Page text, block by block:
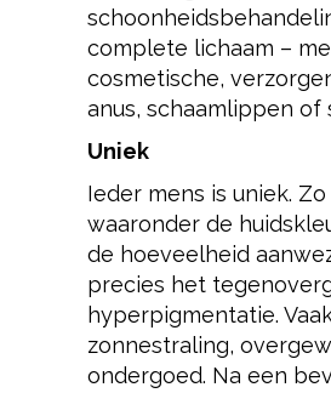
complete lichaam –
cosmetische,
anus, schaamlippen of
Uniek
Ieder mens is uniek.
waaronder de
de hoeveelheid
precies het
hyperpigmentatie.
zonnestraling,
ondergoed. Na een